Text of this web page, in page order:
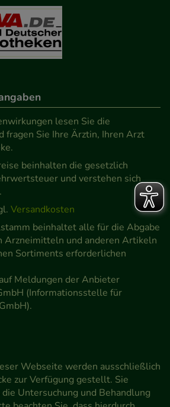
lesen Sie die
fragen Sie Ihre Ärztin, Ihren Arzt
beinhalten die gesetzlich
und verstehen sich
Versandkosten
beinhaltet alle für die Abgabe
Arzneimitteln und anderen Artikeln
Sortiments erforderlichen
Meldungen der Anbieter
(Informationsstelle für
Webseite werden ausschließlich
zur Verfügung gestellt. Sie
Untersuchung und Behandlung